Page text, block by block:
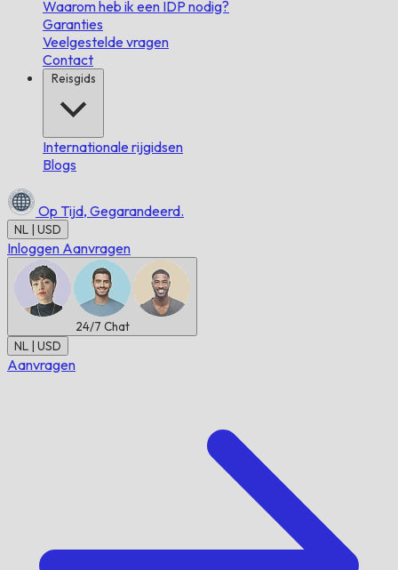
Waarom heb ik een IDP nodig?
Garanties
Veelgestelde vragen
Contact
Reisgids
Internationale rijgidsen
Blogs
Op Tijd, Gegarandeerd.
NL | USD
Inloggen Aanvragen
24/7 Chat
NL | USD
Aanvragen